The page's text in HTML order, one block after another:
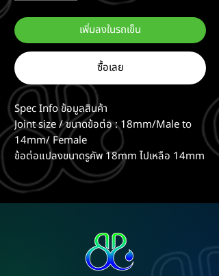
เพิ่มลงในรถเข็น
ซื้อเลย
Spec Info ข้อมูลสินค้า
Joint size / ขนาดข้อต่อ : 18mm/Male to
14mm/ Female
ข้อต่อแปลงขนาดรูคัพ 18mm ไปเหลือ 14mm